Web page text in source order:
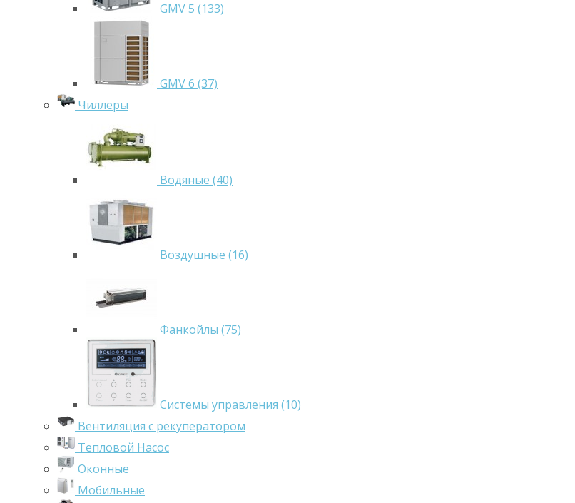
GMV 5 (133)
GMV 6 (37)
Чиллеры
Водяные (40)
Воздушные (16)
Фанкойлы (75)
Системы управления (10)
Вентиляция с рекуператором
Тепловой Насос
Оконные
Мобильные